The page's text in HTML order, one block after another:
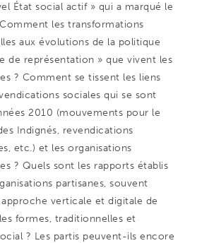
État social actif » qui a marqué le
les transformations
aux évolutions de la politique
de représentation » que vivent les
? Comment se tissent les liens
sociales qui se sont
2010 (mouvements pour le
Indignés, revendications
etc.) et les organisations
? Quels sont les rapports établis
partisanes, souvent
verticale et digitale de
formes, traditionnelles et
? Les partis peuvent-ils encore